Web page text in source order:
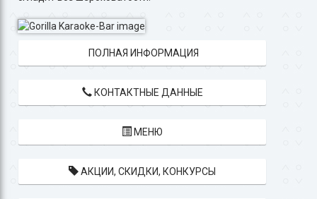
ПОЛНАЯ ИНФОРМАЦИЯ
КОНТАКТНЫЕ ДАННЫЕ
МЕНЮ
АКЦИИ, СКИДКИ, КОНКУРСЫ